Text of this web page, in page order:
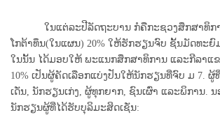
ໃນແຕ່ລະປີລັດຖະບານ ກໍຄືກະຊວງສຶກສາທິກາ
ໂກຕ້າທຶນ(ໃນແຜນ) 20% ໃຫ້ຮັກຮຽນຈົບ ຊັ້ນມັດທະຍົ
ໃນນັ້ນ ໄດ້ມອບໃຫ້ ພະແນກສຶກສາທິການ ແລະກີລາແ
10% ເປັນຜູ້ຄັດເລືອກແບ່ງປັນໃຫ້ນັກຮຽນທີ່ຈົບ ມ 7.
ເດັ່ນ, ນັກຮຽນເກ່ງ, ຜູ້ທຸກຍາກ, ຊົນເຜົ່າ ແລະພິການ.
ນັກຮຽນຜູ້ທີ່ໄດ້ຮັບບຸລິມະສິດເຊັ່ນ: